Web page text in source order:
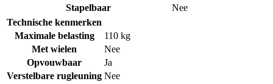
Stapelbaar
Nee
Technische kenmerken
Maximale belasting
110 kg
Met wielen
Nee
Opvouwbaar
Ja
Verstelbare rugleuning Nee